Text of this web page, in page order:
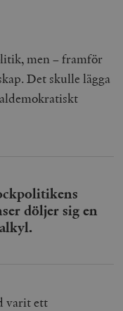
men – framför
Det skulle lägga
döljer sig en
varit ett